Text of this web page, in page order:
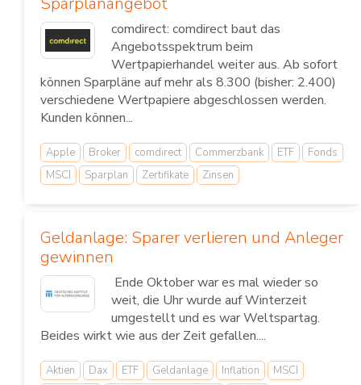
comdirect: comdirect baut das
Angebotsspektrum beim
Wertpapierhandel weiter aus. Ab sofort
können Sparpläne auf mehr als 8.300 (bisher: 2.400)
verschiedene Wertpapiere abgeschlossen werden.
Kunden können...
Apple Broker comdirect Commerzbank ETF
Fonds
MSCI
Sparplan Zertifikate Zinsen
Geldanlage: Sparer verlieren und Anleger
gewinnen
Ende Oktober war es mal wieder so
weit, die Uhr wurde auf Winterzeit
umgestellt und es war Weltspartag.
Beides wirkt wie aus der Zeit gefallen....
Aktien Dax ETF Geldanlage Inflation
MSCI